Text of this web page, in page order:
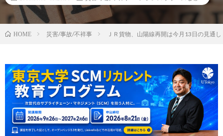
HOME 災害/事故/不祥事 ＪＲ貨物、山陽線再開は今月13日の見通し